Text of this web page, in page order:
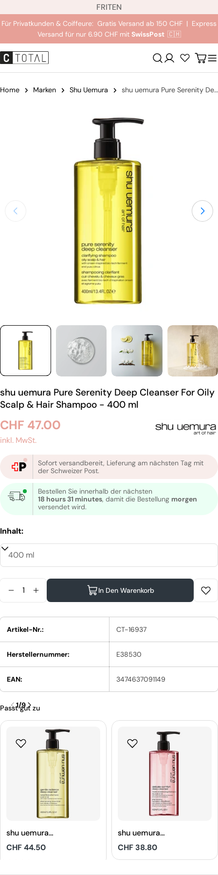
p
r
a
c
h
EN
IT
FR
Für Privatkunden & Coiffeure: Gratis Versand ab 150 CHF | Express
Versand für nur 6.90 CHF mit SwissPost 🇨🇭
Anmeldung
Home Marken Shu Uemura shu uemura Pure Serenity Deep Cleanser For Oily Scalp & Hair Shampoo
Sie das Medium 0 im Modalmodus
shu uemura Pure Serenity Deep Cleanser For Oily
Scalp & Hair Shampoo - 400 ml
Regulärer
Preis
CHF 47.00
inkl. MwSt.
Sofort versandbereit, Lieferung am nächsten Tag mit
der Schweizer Post.
Bestellen Sie innerhalb der nächsten
18 hours 31 minutes, damit die Bestellung morgen
versendet wird.
Inhalt:
Menge Für Shu Uemura Pure Serenity Deep
Menge Für Shu Uemura Pure Serenity
In Den Warenkorb
Artikel-Nr.: CT-16937
Herstellernummer: E38530
EAN: 3474637091149
Passt gut zu
shu uemura
Gentle Radiance
Deep Cleanser
Regulärer
CHF 44.50
shu uemura
Delicate Comfort
Deep Cleanser
Shampoo
Regulärer
Preis
CHF 38.80
1/9